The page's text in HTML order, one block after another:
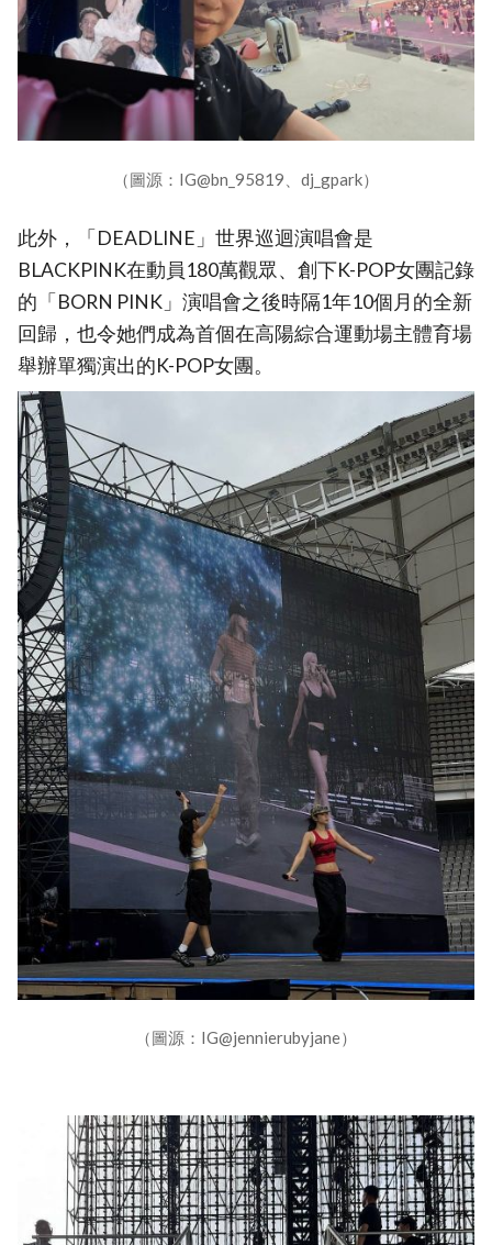
（圖源：IG@bn_95819、dj_gpark）
此外，「DEADLINE」世界巡迴演唱會是
BLACKPINK在動員180萬觀眾、創下K-POP女團記錄
的「BORN PINK」演唱會之後時隔1年10個月的全新
回歸，也令她們成為首個在高陽綜合運動場主體育場
舉辦單獨演出的K-POP女團。
（圖源：IG@jennierubyjane）